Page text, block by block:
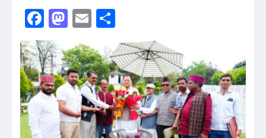
Facebook
Mastodon
Email